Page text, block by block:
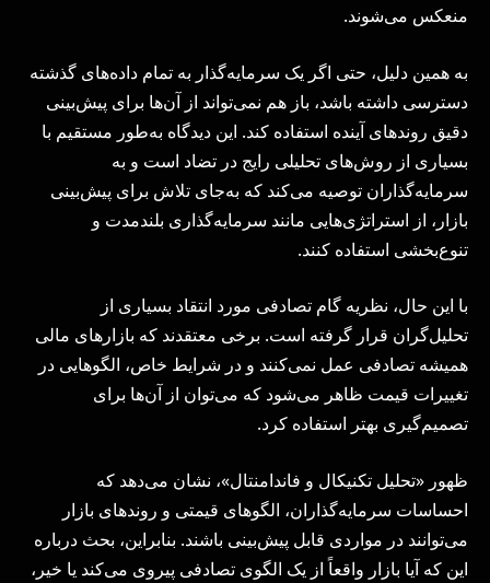
منعکس می‌شوند.
به همین دلیل، حتی اگر یک سرمایه‌گذار به تمام داده‌های گذشته
دسترسی داشته باشد، باز هم نمی‌تواند از آن‌ها برای پیش‌بینی
دقیق روندهای آینده استفاده کند. این دیدگاه به‌طور مستقیم با
بسیاری از روش‌های تحلیلی رایج در تضاد است و به
سرمایه‌گذاران توصیه می‌کند که به‌جای تلاش برای پیش‌بینی
بازار، از استراتژی‌هایی مانند سرمایه‌گذاری بلندمدت و
تنوع‌بخشی استفاده کنند.
با این حال، نظریه گام تصادفی مورد انتقاد بسیاری از
تحلیل‌گران قرار گرفته است. برخی معتقدند که بازارهای مالی
همیشه تصادفی عمل نمی‌کنند و در شرایط خاص، الگوهایی در
تغییرات قیمت ظاهر می‌شود که می‌توان از آن‌ها برای
تصمیم‌گیری بهتر استفاده کرد.
ظهور «تحلیل تکنیکال و فاندامنتال»، نشان می‌دهد که
احساسات سرمایه‌گذاران، الگوهای قیمتی و روندهای بازار
می‌توانند در مواردی قابل پیش‌بینی باشند. بنابراین، بحث درباره
این که آیا بازار واقعاً از یک الگوی تصادفی پیروی می‌کند یا خیر،